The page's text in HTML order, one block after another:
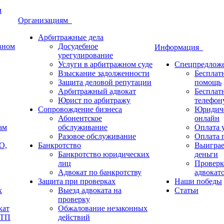
Организациям
Арбитражные дела
Досудебное
урегулирование
Услуги в арбитражном суде
Взыскание задолженности
Защита деловой репутации
Арбитражный адвокат
Юрист по арбитражу
Сопровождение бизнеса
Абонентское
обслуживание
Разовое обслуживание
Банкротство
Банкротство юридических
лиц
Адвокат по банкротству
Защита при проверках
Выезд адвоката на
проверку
Обжалование незаконных
действий
Информация
помощь
онлайн
Оплата
Оплата
деньги
Наши победы
Статьи